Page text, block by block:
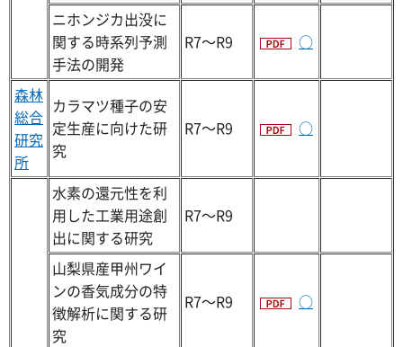
ニホンジカ出没に
関する時系列予測
手法の開発
R7～R9 ○
森林
総合
研究
所
カラマツ種子の安
定生産に向けた研
究
R7～R9 ○
水素の還元性を利
用した工業用途創
出に関する研究
R7～R9
山梨県産甲州ワイ
ンの香気成分の特
徴解析に関する研
究
R7～R9 ○